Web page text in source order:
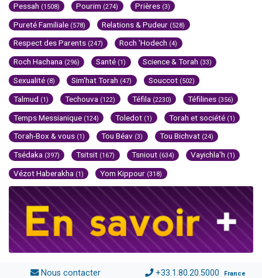
Pessah (1508) Pourim (274) Prières (3)
Pureté Familiale (578) Relations & Pudeur (528)
Respect des Parents (247) Roch 'Hodech (4)
Roch Hachana (296) Santé (1) Science & Torah (33)
Sexualité (8) Sim'hat Torah (47) Souccot (502)
Talmud (1) Techouva (122) Téfila (2230) Téfilines (356)
Temps Messianique (124) Toledot (1) Torah et société (1)
Torah-Box & vous (1) Tou Béav (3) Tou Bichvat (24)
Tsédaka (397) Tsitsit (167) Tsniout (634) Vayichla'h (1)
Vézot Haberakha (1) Yom Kippour (318)
Nous contacter +33.1.80.20.5000 France